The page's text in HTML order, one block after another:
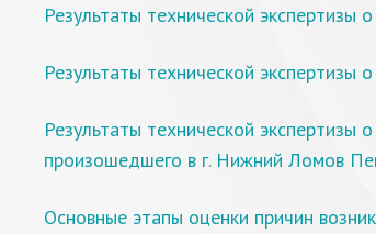
Результаты технической
Результаты технической экспертизы
Результаты технической
произошедшего в г. Нижний Ломов
Основные этапы оценки причин